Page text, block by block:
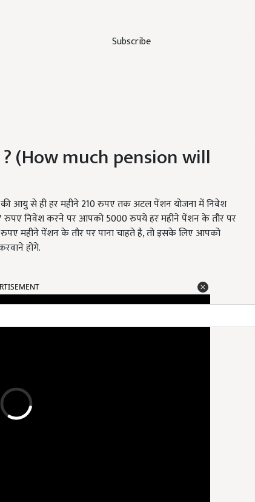
Subscribe
(How much pension will
आयु से ही हर महीने 210 रुपए तक अटल पेंशन योजना में निवेश
7 रुपए निवेश करने पर आपको 5000 रुपये हर महीने पेंशन के तौर पर
महीने पेंशन के तौर पर पाना चाहते है, तो इसके लिए आपको
होंगे.